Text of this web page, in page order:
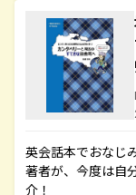
英会話本でおなじ
著者が、今度は自
介！